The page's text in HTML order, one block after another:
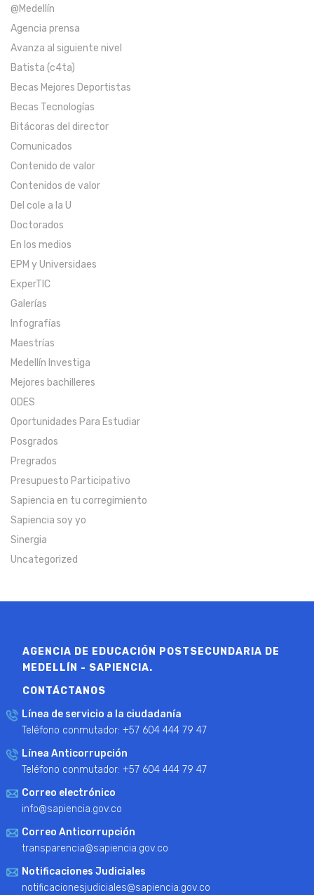
@Medellín
Agencia prensa
Avanza al siguiente nivel
Batista (c4ta)
Becas Mejores Deportistas
Becas Tecnologías
Bitácoras del director
Comunicados
Contenido de valor
Contenidos de valor
Del cole a la U
Doctorados
En los medios
EPM y Universidaes
ExperTIC
Galerías
Infografías
Maestrías
Medellín Investiga
Mejores bachilleres
ODES
Oportunidades Para Estudiar
Posgrados
Pregrados
Presupuesto Participativo
Sapiencia en tu corregimiento
Sapiencia soy yo
Sinergia
Uncategorized
AGENCIA DE EDUCACIÓN POSTSECUNDARIA DE
MEDELLÍN - SAPIENCIA.
CONTÁCTANOS
Línea de servicio a la ciudadanía
Teléfono conmutador: +57 604 444 79 47
Línea Anticorrupción
Teléfono conmutador: +57 604 444 79 47
Correo electrónico
info@sapiencia.gov.co
Correo Anticorrupción
transparencia@sapiencia.gov.co
Notificaciones Judiciales
notificacionesjudiciales@sapiencia.gov.co